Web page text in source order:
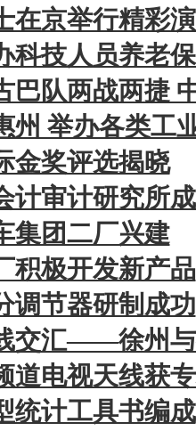
在京举行精彩
科技人员养老
巴队两战两捷
州 举办各类工
金奖评选揭晓
计审计研究所
集团二厂兴建
积极开发新产品
调节器研制成功
汇——徐州与
道电视天线获
统计工具书编成